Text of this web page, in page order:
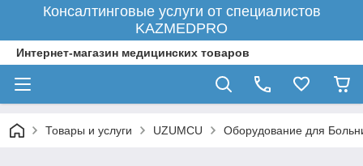
Консалтинговые услуги от специалистов
KAZMEDPRO
Интернет-магазин медицинских товаров
Товары и услуги UZUMCU Оборудование для